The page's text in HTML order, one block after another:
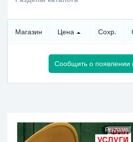
Магазин Цена Сохр.
Сообщить о появлении
Реклама